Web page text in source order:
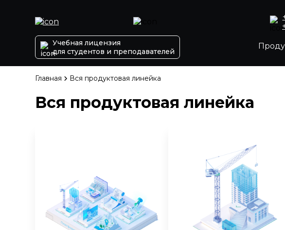
Учебная лицензия
для студентов и преподавателей
Главная Вся продуктовая линейка
Вся продуктовая линейка